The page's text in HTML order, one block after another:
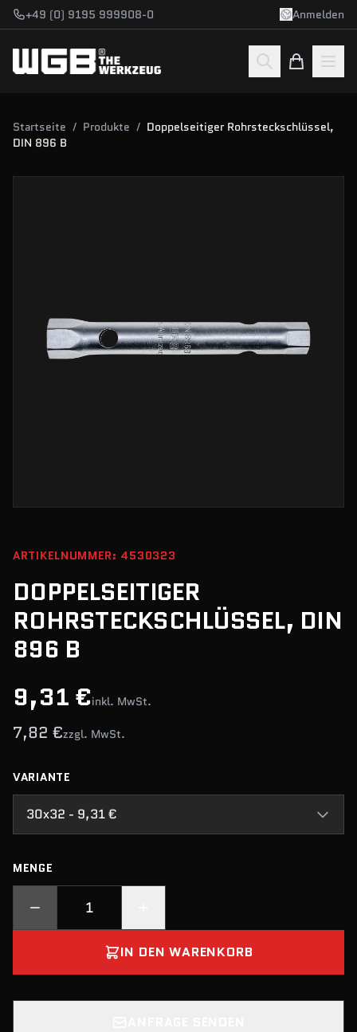
Zum Hauptinhalt springen
+49 (0) 9195 999908-0 Anmelden
Startseite / Produkte / Doppelseitiger Rohrsteckschlüssel,
DIN 896 B
ARTIKELNUMMER: 4530323
DOPPELSEITIGER
ROHRSTECKSCHLÜSSEL, DIN
896 B
9,31 €inkl. MwSt.
7,82 €zzgl. MwSt.
VARIANTE
30x32 - 9,31 €
MENGE
IN DEN WARENKORB